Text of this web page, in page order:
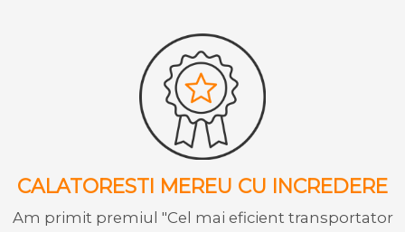
CALATORESTI MEREU CU INCREDERE
Am primit premiul "Cel mai eficient transportator